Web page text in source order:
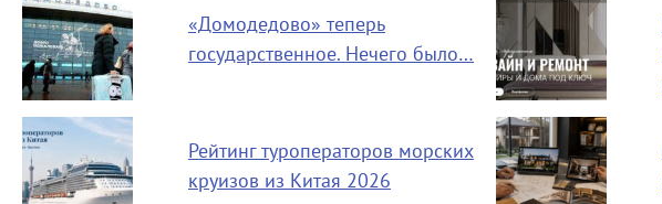
«Домодедово» теперь
государственное. Нечего было…
Рейтинг туроператоров морских
круизов из Китая 2026